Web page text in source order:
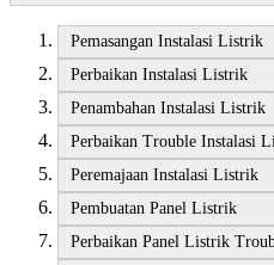
Pemasangan Instalasi Listrik
Perbaikan Instalasi Listrik
Penambahan Instalasi Listrik
Perbaikan Trouble Instalasi
Peremajaan Instalasi Listrik
Pembuatan Panel Listrik
Perbaikan Panel Listrik